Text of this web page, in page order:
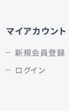
マイアカウント
新規会員登録
ログイン